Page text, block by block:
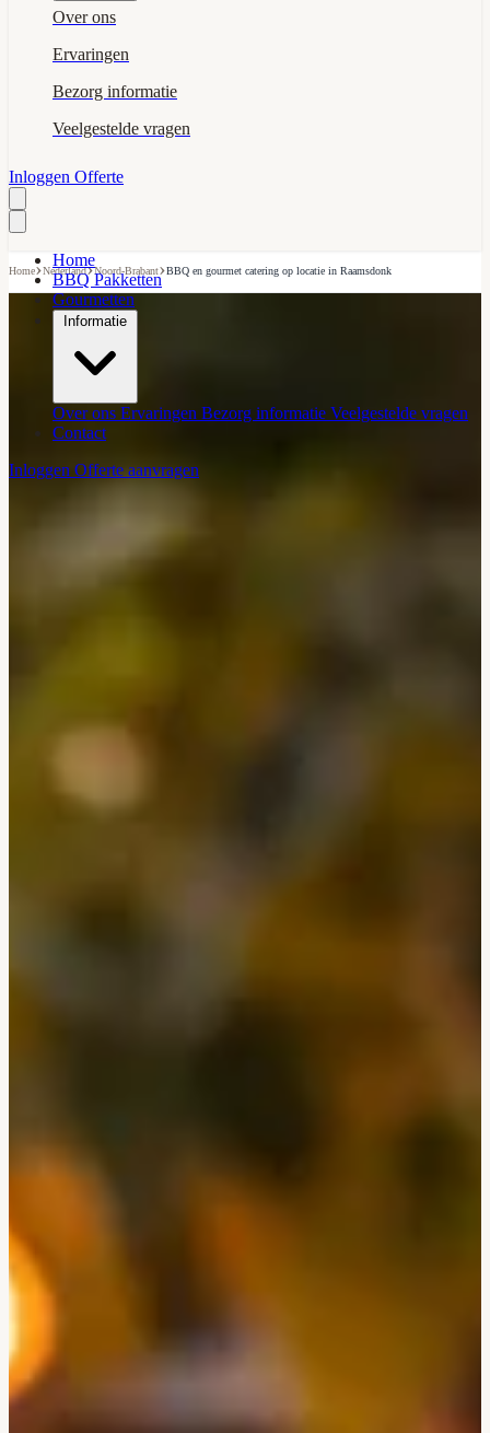
Over ons
Ervaringen
Bezorg informatie
Veelgestelde vragen
Inloggen Offerte
Home
BBQ Pakketten
Gourmetten
Informatie
Over ons Ervaringen Bezorg informatie Veelgestelde vragen
Contact
Inloggen Offerte aanvragen
Home›Nederland›Noord-Brabant›BBQ en gourmet catering op locatie in Raamsdonk